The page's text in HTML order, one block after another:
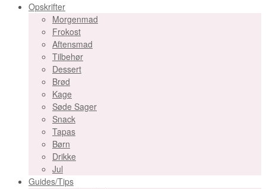
Opskrifter
Morgenmad
Frokost
Aftensmad
Tilbehør
Dessert
Brød
Kage
Søde Sager
Snack
Tapas
Børn
Drikke
Jul
Guides/Tips